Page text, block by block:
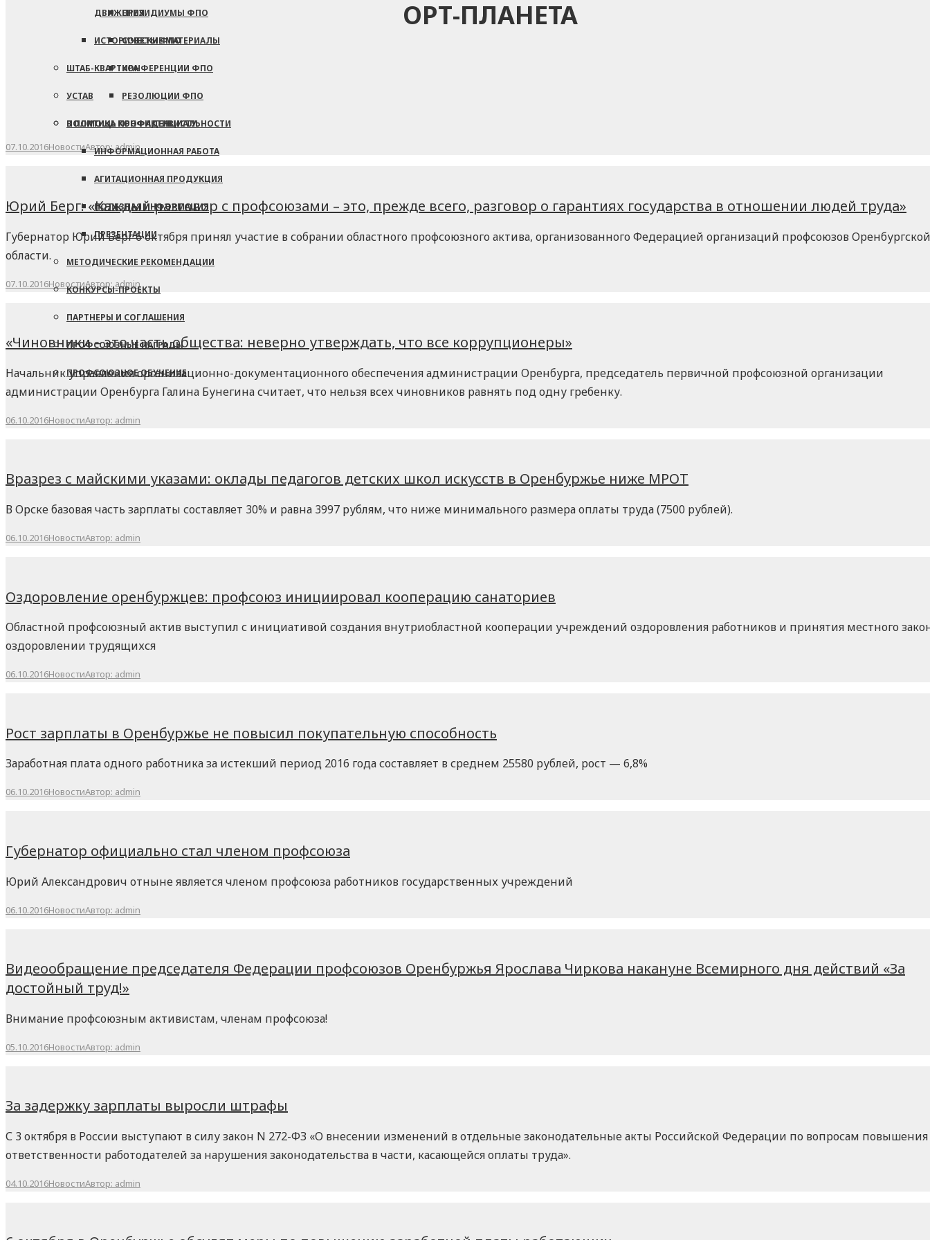
ПРЕЗИДИУМЫ ФПО
СОВЕТЫ ФПО
КОНФЕРЕНЦИИ ФПО
РЕЗОЛЮЦИИ ФПО
В ПОМОЩЬ ПРОФАКТИВИСТУ
ИНФОРМАЦИОННАЯ РАБОТА
АГИТАЦИОННАЯ ПРОДУКЦИЯ
ПОЛЕЗНАЯ ИНФОРМАЦИЯ
ПРЕЗЕНТАЦИИ
МЕТОДИЧЕСКИЕ РЕКОМЕНДАЦИИ
КОНКУРСЫ-ПРОЕКТЫ
ПАРТНЕРЫ И СОГЛАШЕНИЯ
ПРОФСОЮЗНЫЕ НАГРАДЫ
ПРОФСОЮЗНОЕ ОБУЧЕНИЕ
ДВИЖЕНИЯ
ИСТОРИЧЕСКИЕ МАТЕРИАЛЫ
ШТАБ-КВАРТИРА
УСТАВ
ПОЛИТИКА КОНФИДЕНЦИАЛЬНОСТИ
ОРТ-ПЛАНЕТА
07.10.2016НовостиАвтор:admin
Юрий Берг: «Каждый разговор с профсоюзами – это, прежде всего, разговор о гарантиях государства в отношении людей труда»
Губернатор Юрий Берг 6 октября принял участие в собрании областного профсоюзного актива, организованного Федерацией организаций профсоюзов Оренбургской
области.
07.10.2016НовостиАвтор: admin
«Чиновники – это часть общества: неверно утверждать, что все коррупционеры»
Начальник управления организационно-документационного обеспечения администрации Оренбурга, председатель первичной профсоюзной организации
администрации Оренбурга Галина Бунегина считает, что нельзя всех чиновников равнять под одну гребенку.
06.10.2016НовостиАвтор: admin
Вразрез с майскими указами: оклады педагогов детских школ искусств в Оренбуржье ниже МРОТ
В Орске базовая часть зарплаты составляет 30% и равна 3997 рублям, что ниже минимального размера оплаты труда (7500 рублей).
06.10.2016НовостиАвтор: admin
Оздоровление оренбуржцев: профсоюз инициировал кооперацию санаториев
Областной профсоюзный актив выступил с инициативой создания внутриобластной кооперации учреждений оздоровления работников и принятия местного
оздоровлении трудящихся
06.10.2016НовостиАвтор: admin
Рост зарплаты в Оренбуржье не повысил покупательную способность
Заработная плата одного работника за истекший период 2016 года составляет в среднем 25580 рублей, рост — 6,8%
06.10.2016НовостиАвтор: admin
Губернатор официально стал членом профсоюза
Юрий Александрович отныне является членом профсоюза работников государственных учреждений
06.10.2016НовостиАвтор: admin
Видеообращение председателя Федерации профсоюзов Оренбуржья Ярослава Чиркова накануне Всемирного дня действий «За
достойный труд!»
Внимание профсоюзным активистам, членам профсоюза!
05.10.2016НовостиАвтор: admin
За задержку зарплаты выросли штрафы
С 3 октября в России выступают в силу закон N 272-ФЗ «О внесении изменений в отдельные законодательные акты Российской Федерации по вопросам повышения
ответственности работодателей за нарушения законодательства в части, касающейся оплаты труда».
04.10.2016НовостиАвтор: admin